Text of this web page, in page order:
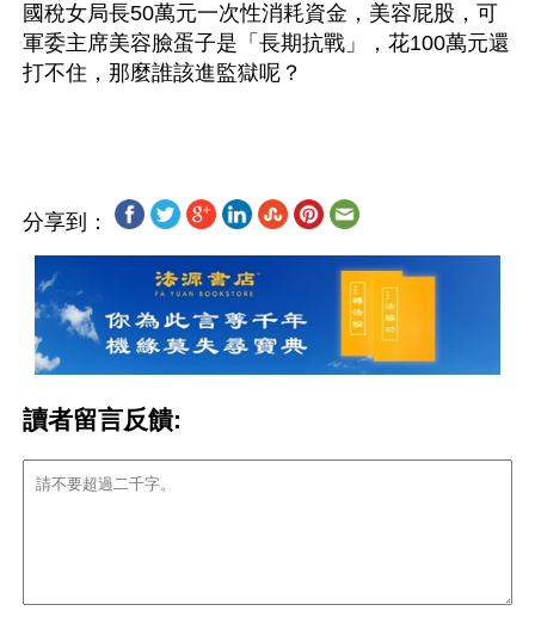
國稅女局長50萬元一次性消耗資金，美容屁股，可
軍委主席美容臉蛋子是「長期抗戰」，花100萬元還
打不住，那麼誰該進監獄呢？
分享到：
讀者留言反饋: